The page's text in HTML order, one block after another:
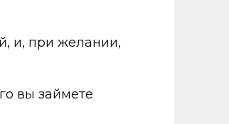
и, при желании,
вы займете